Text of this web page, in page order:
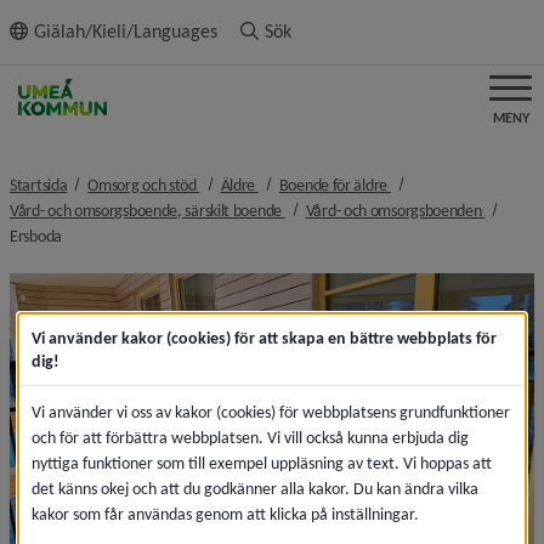
innehållet
Giälah/Kieli/Languages Sök
MENY
Startsida Omsorg och stöd nivå i brödsmulenavigeringen
Äldre nivå i brödsmulenavigeringen
Boende för äldre nivå i
Vård- och omsorgsboende, särskilt boende nivå i brödsmulenavigeringen
Vård- och omsorgsboenden nivå i
Ersbodanivå i brödsmulenavigeringen
Vi använder kakor (cookies) för att skapa en bättre webbplats för
dig!
Vi använder vi oss av kakor (cookies) för webbplatsens grundfunktioner
och för att förbättra webbplatsen. Vi vill också kunna erbjuda dig
nyttiga funktioner som till exempel uppläsning av text. Vi hoppas att
det känns okej och att du godkänner alla kakor. Du kan ändra vilka
kakor som får användas genom att klicka på inställningar.